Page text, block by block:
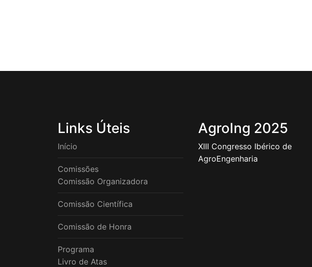
Links Úteis
Início
Comissões
Comissão Organizadora
Comissão Científica
Comissão de Honra
Programa
Livro de Atas
AgroIng 2025
XIII Congresso Ibérico de
AgroEngenharia